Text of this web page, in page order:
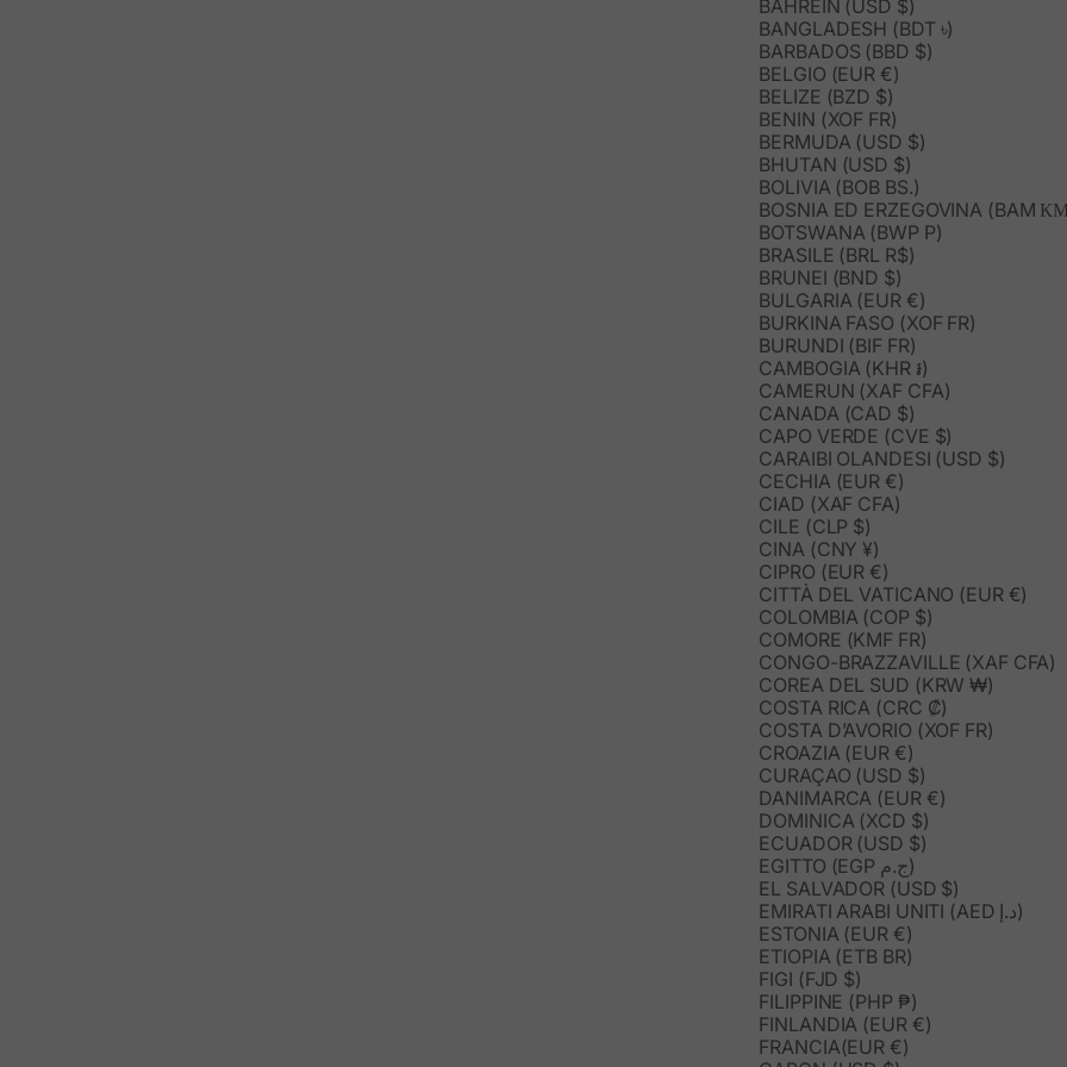
BAHREIN (USD $)
BANGLADESH (BDT ৳)
BARBADOS (BBD $)
BELGIO (EUR €)
BELIZE (BZD $)
BENIN (XOF FR)
BERMUDA (USD $)
BHUTAN (USD $)
BOLIVIA (BOB BS.)
BOSNIA ED ERZEGOVINA (BAM
BOTSWANA (BWP P)
BRASILE (BRL R$)
BRUNEI (BND $)
BULGARIA (EUR €)
BURKINA FASO (XOF FR)
BURUNDI (BIF FR)
CAMBOGIA (KHR ៛)
CAMERUN (XAF CFA)
CANADA (CAD $)
CAPO VERDE (CVE $)
CARAIBI OLANDESI (USD $)
CECHIA (EUR €)
CIAD (XAF CFA)
CILE (CLP $)
CINA (CNY ¥)
CIPRO (EUR €)
CITTÀ DEL VATICANO (EUR €)
COLOMBIA (COP $)
COMORE (KMF FR)
CONGO-BRAZZAVILLE (XAF CFA)
COREA DEL SUD (KRW ₩)
COSTA RICA (CRC ₡)
COSTA D’AVORIO (XOF FR)
CROAZIA (EUR €)
CURAÇAO (USD $)
DANIMARCA (EUR €)
DOMINICA (XCD $)
ECUADOR (USD $)
EGITTO (EGP ج.م)
EL SALVADOR (USD $)
EMIRATI ARABI UNITI (AED د.إ)
ESTONIA (EUR €)
ETIOPIA (ETB BR)
FIGI (FJD $)
FILIPPINE (PHP ₱)
FINLANDIA (EUR €)
FRANCIA(EUR €)